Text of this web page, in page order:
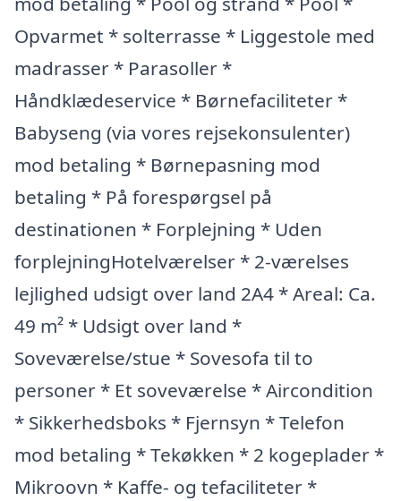
Opvarmet * solterrasse * Liggestole med
madrasser * Parasoller *
Håndklædeservice * Børnefaciliteter *
Babyseng (via vores rejsekonsulenter)
mod betaling * Børnepasning mod
betaling * På forespørgsel på
destinationen * Forplejning * Uden
forplejningHotelværelser * 2-værelses
lejlighed udsigt over land 2A4 * Areal: Ca.
49 m² * Udsigt over land *
Soveværelse/stue * Sovesofa til to
personer * Et soveværelse * Aircondition
* Sikkerhedsboks * Fjernsyn * Telefon
mod betaling * Tekøkken * 2 kogeplader *
Mikroovn * Kaffe- og tefaciliteter *